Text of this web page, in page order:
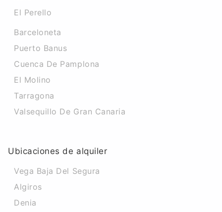
El Perello
Barceloneta
Puerto Banus
Cuenca De Pamplona
El Molino
Tarragona
Valsequillo De Gran Canaria
Ubicaciones de alquiler
Vega Baja Del Segura
Algiros
Denia